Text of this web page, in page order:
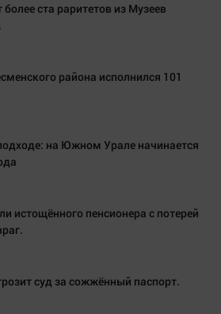
ста раритетов из Музеев
района исполнился 101
на Южном Урале начинается
истощённого пенсионера с потерей
суд за сожжённый паспорт.